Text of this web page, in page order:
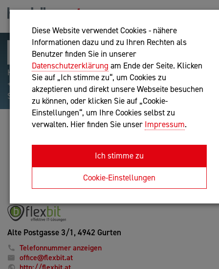
Diese Website verwendet Cookies - nähere
Informationen dazu und zu Ihren Rechten als
Benutzer finden Sie in unserer
Datenschutzerklärung am Ende der Seite. Klicken
Sie auf „Ich stimme zu“, um Cookies zu
akzeptieren und direkt unsere Webseite besuchen
zu können, oder klicken Sie auf „Cookie-
Einstellungen“, um Ihre Cookies selbst zu
verwalten. Hier finden Sie unser Impressum.
Ich stimme zu
Cookie-Einstellungen
Hilfreiche Suchparameter: Begriff einschließen:
+webshop, Begriff ausschließen: -webshop, Exakter
Suchbegriff: "internet of things"
JÜRGEN BACHINGER
IT-Dienstleistung
Anfrage oder Rückruf
Alte Postgasse 3/1, 4942 Gurten
Telefonnummer anzeigen
office@flexbit.at